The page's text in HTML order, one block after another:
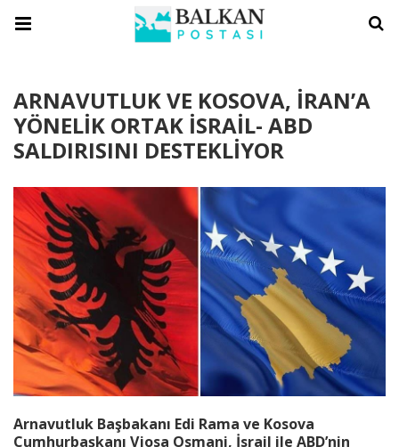
ARNAVUTLUK VE KOSOVA, İRAN’A
YÖNELİK ORTAK İSRAİL- ABD
SALDIRISINI DESTEKLİYOR
Arnavutluk Başbakanı Edi Rama ve Kosova
Cumhurbaşkanı Vjosa Osmani, İsrail ile ABD’nin